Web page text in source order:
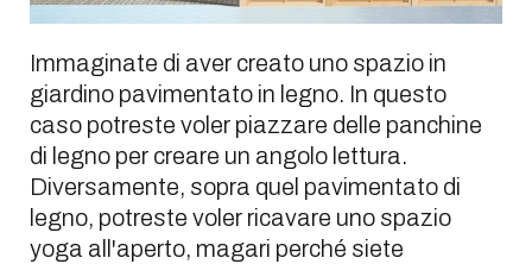
Immaginate di aver creato uno spazio in
giardino pavimentato in legno. In questo
caso potreste voler piazzare delle panchine
di legno per creare un angolo lettura.
Diversamente, sopra quel pavimentato di
legno, potreste voler ricavare uno spazio
yoga all'aperto, magari perché siete